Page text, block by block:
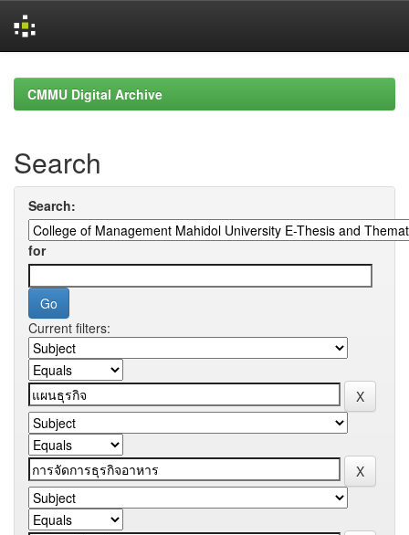
navigationCMMU Digital Archive
Search
Search:
for
Current filters: